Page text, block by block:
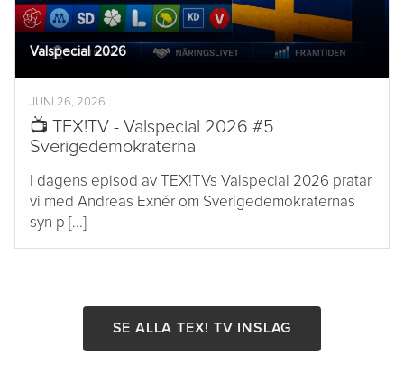
Valspecial 2026
JUNI 26, 2026
📺 TEX!TV - Valspecial 2026 #5
Sverigedemokraterna
I dagens episod av TEX!TVs Valspecial 2026 pratar
vi med Andreas Exnér om Sverigedemokraternas
syn p [...]
SE ALLA TEX! TV INSLAG